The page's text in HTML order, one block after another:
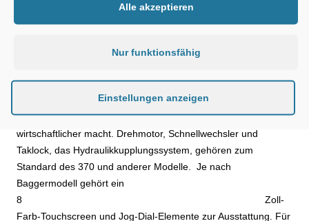
Takeuchi Bagger sind nicht nur äußerst solide konstruiert und
gebaut. Sie sind auch mit Technik ausgestattet, die bauen
wirtschaftlicher macht. Drehmotor, Schnellwechsler und
Taklock, das Hydraulikkupplungssystem, gehören zum
Standard des 370 und anderer Modelle. Je nach
Baggermodell gehört ein
8 Zoll-
Farb-Touchscreen und Jog-Dial-Elemente zur Ausstattung. Für
Alle akzeptieren
Nur funktionsfähig
Einstellungen anzeigen